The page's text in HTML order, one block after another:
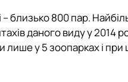
близько 800 пар.
даного виду у 2014
лише у 5 зоопарках і